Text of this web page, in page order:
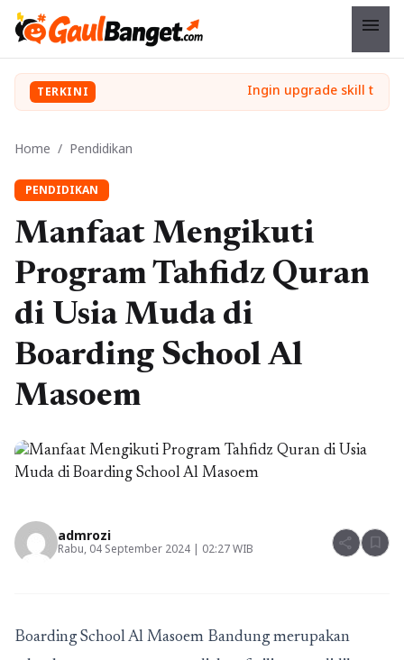
menu
TERKINI
Home / Pendidikan
PENDIDIKAN
Manfaat Mengikuti
Program Tahfidz Quran
di Usia Muda di
Boarding School Al
Masoem
admrozi
Rabu, 04 September 2024 | 02:27 WIB share bookmark
Boarding School Al Masoem Bandung merupakan